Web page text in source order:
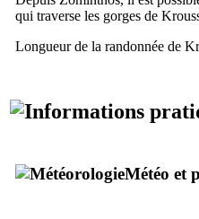
qui traverse les gorges de
Longueur de la randonnée de
Météo et